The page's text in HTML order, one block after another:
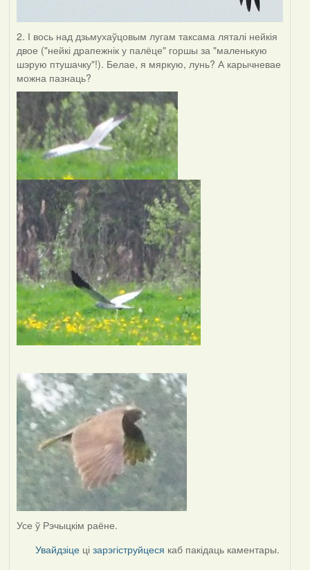
2. І вось над дзьмухаўцовым лугам таксама ляталі нейкія
двое ("нейкі драпежнік у палёце" горшы за "маленькую
шэрую птушачку"!). Белае, я мяркую, лунь? А карычневае
можна пазнаць?
Усе ў Рэчыцкім раёне.
Увайдзіце цізарэгіструйцеся каб пакідаць каментары.